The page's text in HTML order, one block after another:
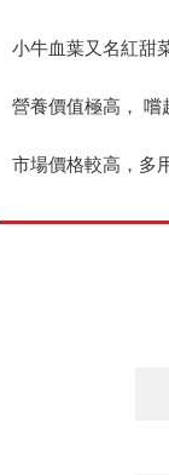
小牛血葉又名紅甜
營養價值極高， 嚐
市場價格較高，多